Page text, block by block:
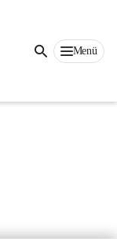
Menü